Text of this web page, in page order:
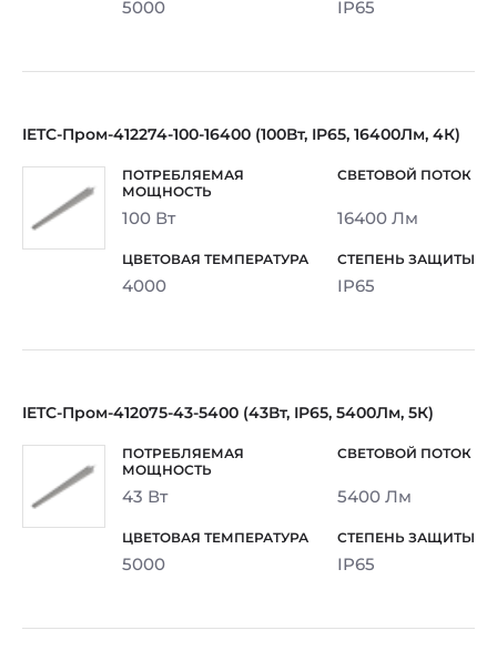
5000 IP65
IETC-Пром-412274-100-16400 (100Вт, IP65, 16400Лм, 4К)
100 Вт 16400 Лм
4000 IP65
IETC-Пром-412075-43-5400 (43Вт, IP65, 5400Лм, 5К)
43 Вт 5400 Лм
5000 IP65